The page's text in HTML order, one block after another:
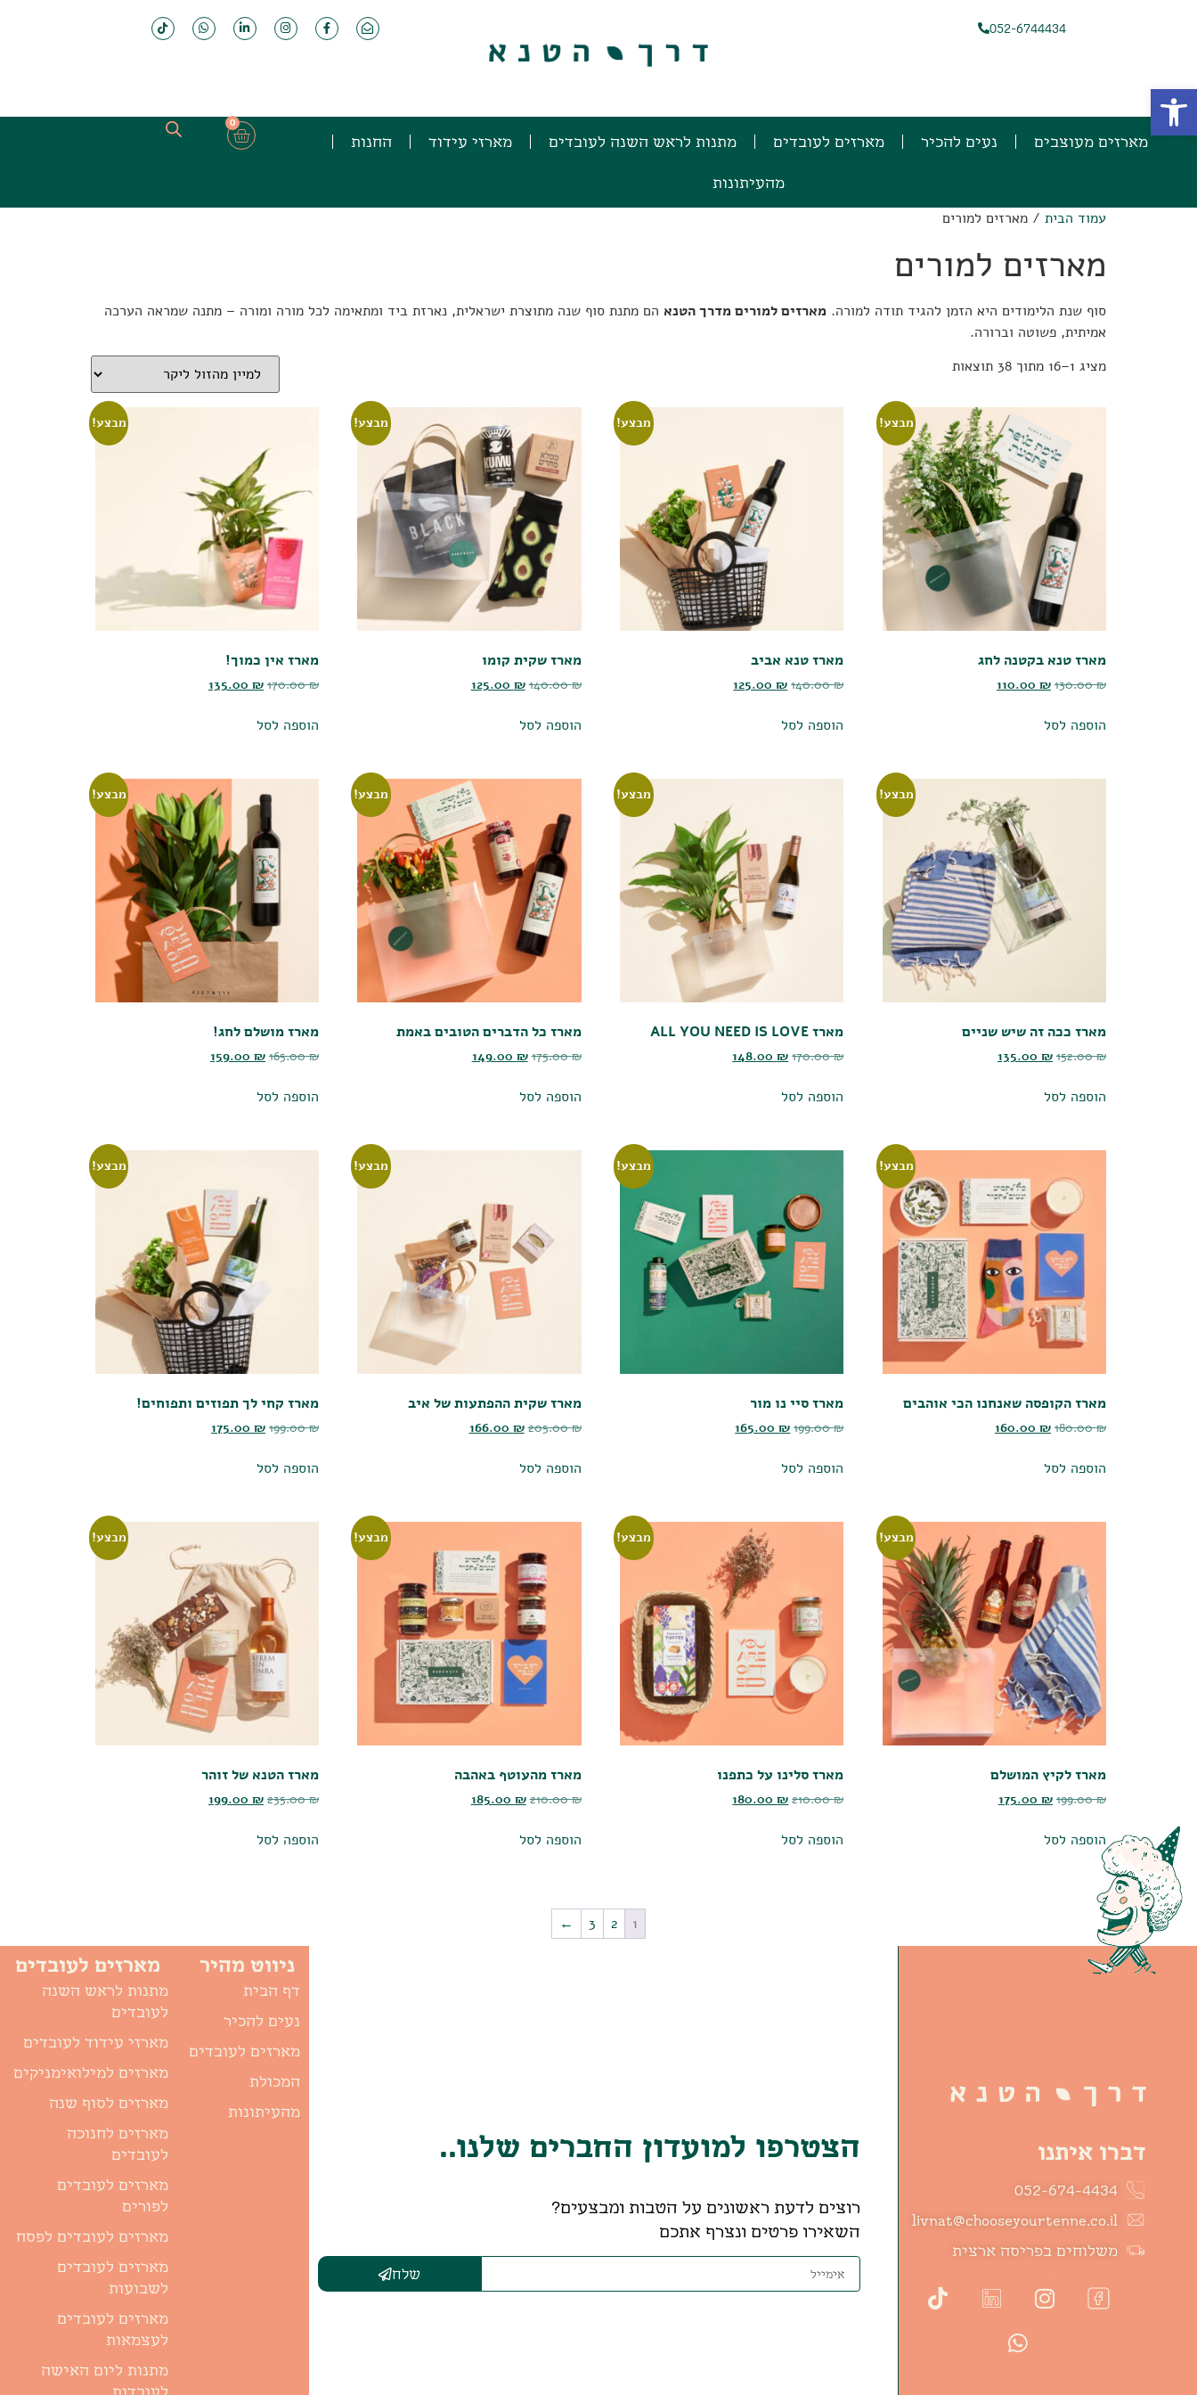
052-6744434
מארזים מעוצבים נעים להכיר מארזים לעובדים מתנות לראש השנה לעובדים מארזי עידוד החנות
מהעיתונות
0
עמוד הבית / מארזים למורים
מארזים למורים
סוף שנת הלימודים היא הזמן להגיד תודה למורה. מארזים למורים מדרך הטנא הם מתנת סוף שנה מתוצרת ישראלית, נארזת ביד ומתאימה לכל מורה ומורה – מתנה שמראה הערכה
אמיתית, פשוטה וברורה.
מציג 1–16 מתוך 38 תוצאות
מבצע!
מארז טנא בקטנה לחג
130.00₪
110.00 ₪
הוספה לסל
מבצע!
מארז טנא אביב
140.00₪
125.00₪
הוספה לסל
מבצע!
מארז שקית קומו
140.00₪
125.00 ₪
הוספה לסל
מבצע!
מארז אין כמוך!
170.00₪
135.00 ₪
הוספה לסל
מבצע!
מארז ככה זה שיש שניים
152.00₪
135.00 ₪
הוספה לסל
מבצע!
מארז ALL YOU NEED IS LOVE
170.00₪
148.00₪
הוספה לסל
מבצע!
מארז כל הדברים הטובים באמת
175.00₪
149.00 ₪
הוספה לסל
מבצע!
מארז מושלם לחג!
165.00₪
159.00 ₪
הוספה לסל
מבצע!
מארז הקופסה שאנחנו הכי אוהבים
180.00₪
160.00 ₪
הוספה לסל
מבצע!
מארז סיי נו מור
199.00₪
165.00₪
הוספה לסל
מבצע!
מארז שקית ההפתעות של איב
205.00₪
166.00 ₪
הוספה לסל
מבצע!
מארז קחי לך תפוזים ותפוחים!
199.00₪
175.00 ₪
הוספה לסל
מבצע!
מארז לקיץ המושלם
199.00₪
175.00 ₪
הוספה לסל
מבצע!
מארז סלינו על כתפנו
210.00₪
180.00₪
הוספה לסל
מבצע!
מארז מהעוטף באהבה
210.00₪
185.00 ₪
הוספה לסל
מבצע!
מארז הטנא של זוהר
235.00₪
199.00 ₪
הוספה לסל
1
2
3
←
דברו איתנו
052-674-4434
livnat@chooseyourtenne.co.il
משלוחים בפריסה ארצית
הצטרפו למועדון החברים שלנו..
רוצים לדעת ראשונים על הטבות ומבצעים?
השאירו פרטים ונצרף אתכם
שלח
ניווט מהיר
דף הבית
נעים להכיר
מארזים לעובדים
המכולת
מהעיתונות
מארזים לעובדים
מתנות לראש השנה
לעובדים
מארזי עידוד לעובדים
מארזים למילואימניקים
מארזים לסוף שנה
מארזים לחנוכה
לעובדים
מארזים לעובדים
לפורים
מארזים לעובדים לפסח
מארזים לעובדים
לשבועות
מארזים לעובדים
לעצמאות
מתנות ליום האישה
לעובדות
פתח סרגל נגישות